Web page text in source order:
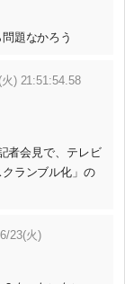
題なかろう
) 21:51:54.58
者会見で、テレビ
ランブル化」の
23(火)